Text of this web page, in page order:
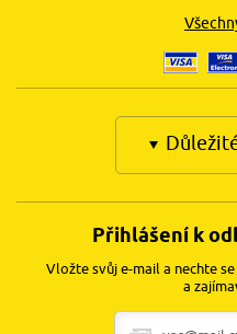
Přihlášení k
Vložte svůj e-mail a nechte
a